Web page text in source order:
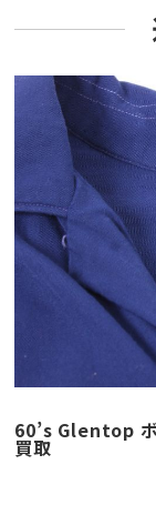
60’s Glentop
買取